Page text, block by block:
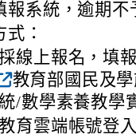
報系統，逾期不
式：
線上報名，填
教育部國民及
/數學素養教學
育雲端帳號登